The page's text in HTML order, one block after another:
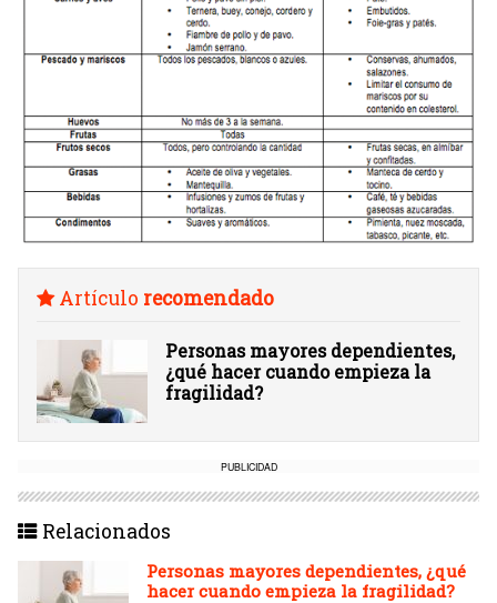
Artículo recomendado
Personas mayores dependientes,
¿qué hacer cuando empieza la
fragilidad?
PUBLICIDAD
Relacionados
Personas mayores dependientes, ¿qué
hacer cuando empieza la fragilidad?